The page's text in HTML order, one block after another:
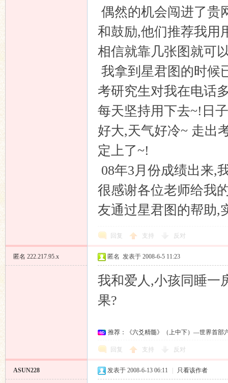
偶然的机会闯进了贵
和鼓励,他们推荐我用
相信就靠几张图就可
我拿到星君图的时候
考研究生对我在电话
每天坚持用下去~!日
好大,天气好冷~ 走出
定上了~!
08年3月份成绩出来,
很感谢各位老师给我
友通过星君图的帮助,
回复 支持 反对
匿名 222.217.95.x 匿名 发表于 2008-6-5 11:23
我和爱人,小孩同睡一
果?
推荐：《六爻精髓》（上中下）—世界首部
回复 支持 反对
ASUN228 发表于 2008-6-13 06:11 只看该作者